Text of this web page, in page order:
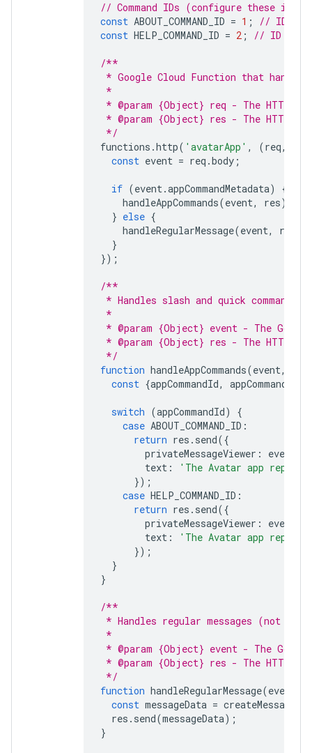
// Command IDs (configure these in
const ABOUT_COMMAND_ID = 1 ;
// ID for
const HELP_COMMAND_ID = 2 ; // ID for
/**
* Google Cloud Function that handles
*
* @param {Object} req - The HTTP
* @param {Object} res - The HTTP
*/
functions .http( 'avatarApp' , (req,
const event = req .body ;
if (event.appCommandMetadata)
{
handleAppCommands(event, res);
} else {
handleRegularMessage(event, res
}
});
/**
* Handles slash and quick commands.
*
* @param {Object} event - The
* @param {Object} res - The HTTP
*/
function handleAppCommands(event,
const {appCommandId, appCommandType
switch (appCommandId)
{
case ABOUT_COMMAND_ID :
return res . send({
privateMessageViewer : event
text :
'The Avatar app replies
});
case HELP_COMMAND_ID :
return res . send({
privateMessageViewer : event
text :
'The Avatar app replies
});
}
}
/**
* Handles regular messages (not
*
* @param {Object} event - The
* @param {Object} res - The HTTP
*/
function handleRegularMessage(event
const messageData = createMessage
res . send(messageData);
}